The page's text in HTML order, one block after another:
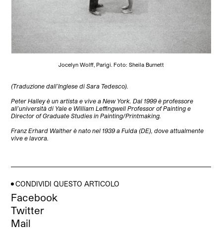
Jocelyn Wolff, Parigi. Foto: Sheila Burnett
(Traduzione dall’Inglese di Sara Tedesco).
Peter Halley è un artista e vive a New York. Dal 1999 è professore
all’università di Yale e William Leffingwell Professor of Painting e
Director of Graduate Studies in Painting/Printmaking.
Franz Erhard Walther è nato nel 1939 a Fulda (DE), dove attualmente
vive e lavora.
CONDIVIDI QUESTO ARTICOLO
Facebook
Twitter
Mail